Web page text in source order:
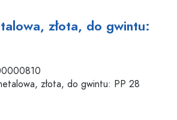
złota, do gwintu: